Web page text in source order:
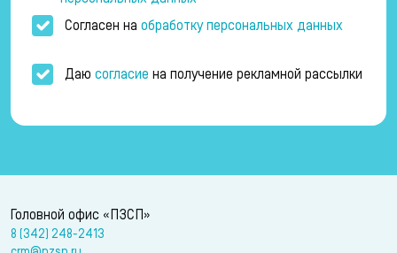
Согласен на обработку персональных данных
Даю согласие на получение рекламной рассылки
Головной офис «ПЗСП»
8 (342) 248-2413